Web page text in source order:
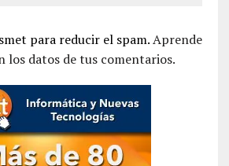
para reducir el spam.Aprende
los datos de tus comentarios.